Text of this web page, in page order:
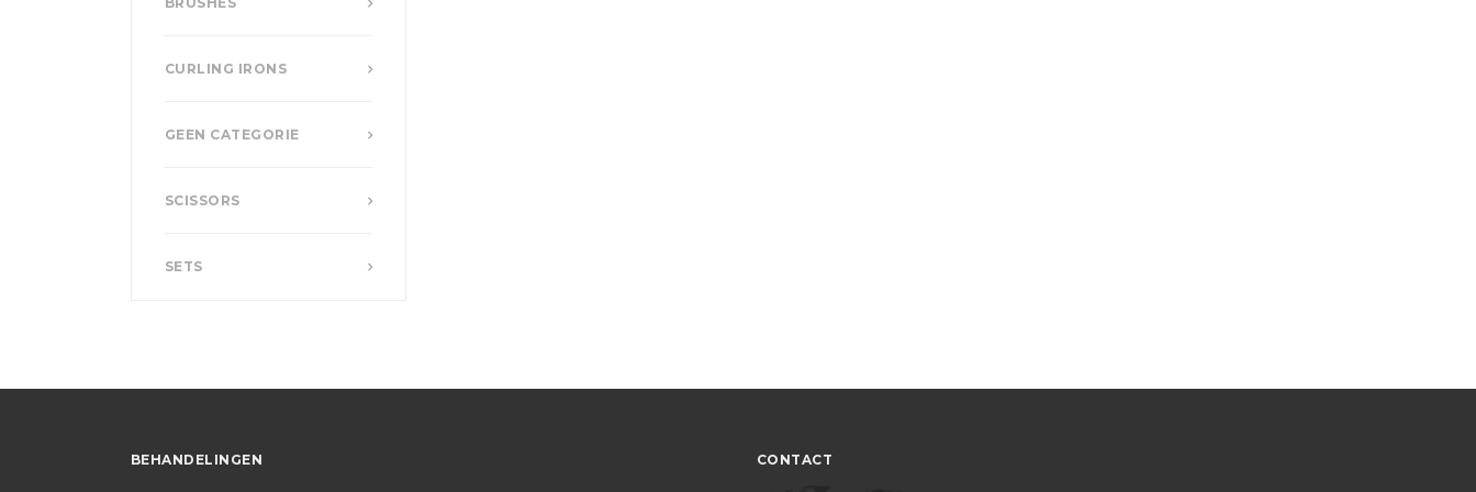
CURLING IRONS
GEEN CATEGORIE
SCISSORS
SETS
BEHANDELINGEN CONTACT